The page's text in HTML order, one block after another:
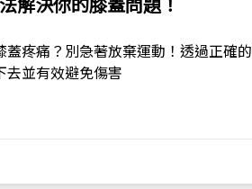
解決你的膝蓋問題！
疼痛？別急著放棄運動！透過正確的
去並有效避免傷害